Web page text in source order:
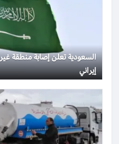
السعودية تعلن إصابة منطقة
إيراني